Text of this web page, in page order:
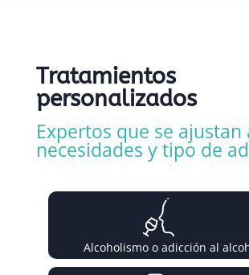
Tratamientos
personalizados
Expertos que se ajustan
necesidades y tipo de
Alcoholismo o adicción al